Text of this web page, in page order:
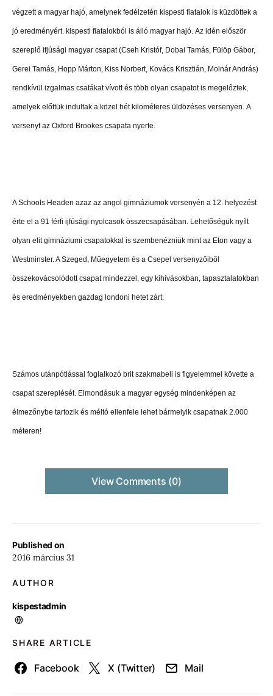
Published on
2016 március 31
AUTHOR
kispestadmin
SHARE ARTICLE
Facebook X (Twitter) Mail
végzett a magyar hajó, amelynek fedélzetén kispesti fiatalok is küzdöttek a
jó eredményért. kispesti fiatalokból is álló magyar hajó. Az idén először
szereplő ifjúsági magyar csapat (Cseh Kristóf, Dobai Tamás, Fülöp Gábor,
Gerei Tamás, Hopp Márton, Kiss Norbert, Kovács Krisztián, Molnár András)
rendkívül izgalmas csatákat vívott és több olyan csapatot is megelőztek,
amelyek előttük indultak a közel hét kilométeres üldözéses versenyen. A
versenyt az Oxford Brookes csapata nyerte.
A Schools Headen azaz az angol gimnáziumok versenyén a 12. helyezést
érte el a 91 férfi ijfúsági nyolcasok összecsapásában. Lehetőségük nyílt
olyan elit gimnáziumi csapatokkal is szembenézniük mint az Eton vagy a
Westminster. A Szeged, Műegyetem és a Csepel versenyzőiből
összekovácsolódott csapat mindezzel, egy kihívásokban, tapasztalatokban
és eredményekben gazdag londoni hetet zárt.
Számos utánpótlással foglalkozó brit szakmabeli is figyelemmel követte a
csapat szereplését. Elmondásuk a magyar egység mindenképen az
élmezőnybe tartozik és méltó ellenfele lehet bármelyik csapatnak 2.000
méteren!
View Comments (0)